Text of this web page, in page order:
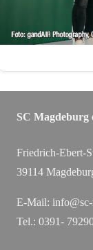
SC Magdeburg
Friedrich-Ebert-
39114
E-Mail:
Tel.: 0391-